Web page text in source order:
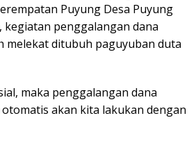
Puyung Desa Puyung
kegiatan penggalangan dana
melekat ditubuh paguyuban duta
maka penggalangan dana
akan kita lakukan dengan